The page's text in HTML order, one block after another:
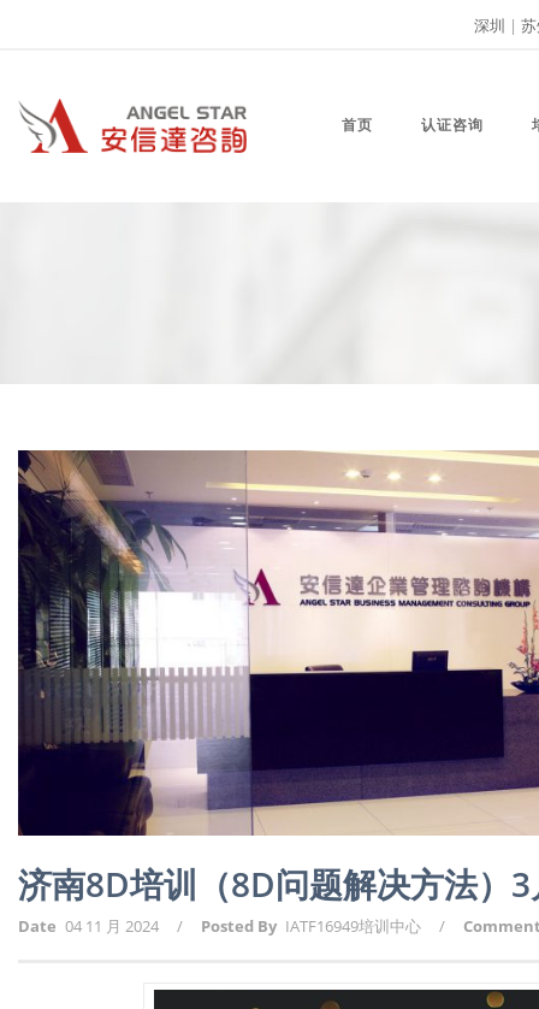
深圳 |
首页 认证咨询
济南8D培训（8D问题解决方法）
Date 04 11 月 2024 / Posted By IATF16949培训中心 /